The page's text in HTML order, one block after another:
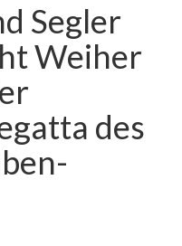
Segler
Weiher
des